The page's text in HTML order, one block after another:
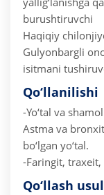
burushtiruvchi
Haqiqiy
Gulyonbargli
isitmani
Qo‘llanilishi
-Yo‘tal va
Astma va
bo‘lgan yo‘tal.
-Faringit, traxeit,
Qo‘llash